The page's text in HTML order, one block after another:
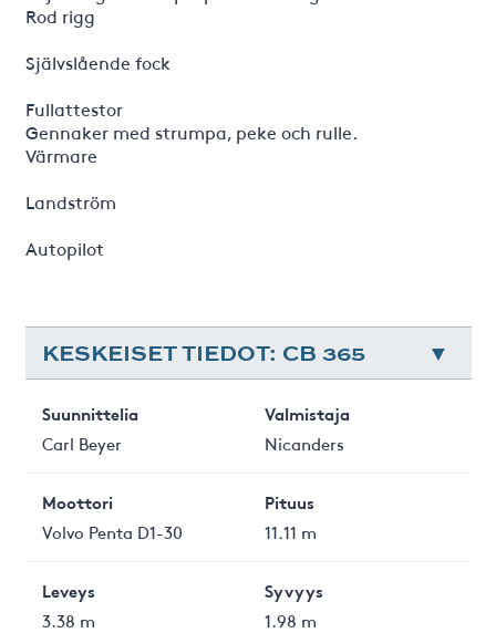
Rod rigg
Självslående fock
Fullattestor
Gennaker med strumpa, peke och rulle.
Värmare
Landström
Autopilot
KESKEISET TIEDOT: CB 365
Suunnittelia
Carl Beyer
Valmistaja
Nicanders
Moottori
Volvo Penta D1-30
Pituus
11.11 m
Leveys
3.38 m
Syvyys
1.98 m